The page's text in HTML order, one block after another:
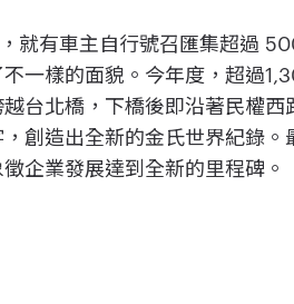
就有車主自行號召匯集超過
一樣的面貌。今年度，超過
台北橋，下橋後即沿著民權
創造出全新的金氏世界紀錄
企業發展達到全新的里程碑。